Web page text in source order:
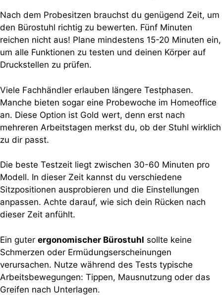
Nach dem Probesitzen brauchst du genügend Zeit, um
den Bürostuhl richtig zu bewerten. Fünf Minuten
reichen nicht aus! Plane mindestens 15-20 Minuten ein,
um alle Funktionen zu testen und deinen Körper auf
Druckstellen zu prüfen.
Viele Fachhändler erlauben längere Testphasen.
Manche bieten sogar eine Probewoche im Homeoffice
an. Diese Option ist Gold wert, denn erst nach
mehreren Arbeitstagen merkst du, ob der Stuhl wirklich
zu dir passt.
Die beste Testzeit liegt zwischen 30-60 Minuten pro
Modell. In dieser Zeit kannst du verschiedene
Sitzpositionen ausprobieren und die Einstellungen
anpassen. Achte darauf, wie sich dein Rücken nach
dieser Zeit anfühlt.
Ein guter ergonomischer Bürostuhl sollte keine
Schmerzen oder Ermüdungserscheinungen
verursachen. Nutze während des Tests typische
Arbeitsbewegungen: Tippen, Mausnutzung oder das
Greifen nach Unterlagen.